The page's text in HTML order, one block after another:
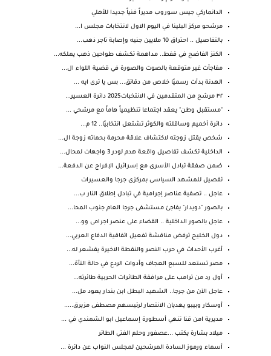
الدانماركي جيس سوروب مديراً فنياً جديدا للأهلي
مرشحو مركز البلينا في اليوم الاول لانتخابات مجلس ا...
بالتفاصيل .. احتراق 10 ملايين جنيه وإصابة تاجر ذهب...
الكنز الفاضح في قفط.. مداهمة تكشف طواحين ذهب يملكه...
مفاجآت غير متوقعة بالصوت والصورة في قضية اللواء ال...
الهدنة بدأت رسميًا خلاص من دقائق... بس يا ترى ايه ...
٣٢ مرشح من المتقدمين في الانتخبات2025 دائرة العسير...
"مستقبل وطن" يعقد اجتماعا تنظيمياً هاماً مع مرشحي ...
دائرة أخميم وساقلته والكوثر تشتعل انتخابيًا.. 12 م...
شخص يقتل زوجته لاكتشاف علاقة محرمة بحماته زوجة ال...
الداخلية تكشف تفاصيل واقعة هدم لودر 3 واجهات لمحال...
ضمن صفقة تبادل الأسرى مع إسرائيل الإفراج عن الدفعة...
تفصيل للمشهد السياسى بمركزى جرجا والعسيرات
عاجل .. تصفية عناصر إجرامية في تبادل إطلاق النار ب...
بالصور "دويدار" يفاجئ مستشفى جرجا العام جنوب المحا...
عاجل بالصور الداخلية .. القضاء على عنصر اجرامى وو...
دول الخليج ترفض مناقشة تفعيل اتفاقية الدفاع العربي...
أغرب الأحداث في حرب النصر والنقطة الاخيرة يقشعر له...
مصر تستعد للسبع العجاف وأدوات الردع في حالة التأهّ...
أول رد من ترامب على مرافقة الطائرات الحربية طائرته...
عاجل الآن من جرجا.. الشهيد البطل ابن بندار يعود مل...
أوسكار وبيبو يهديان الانتصار لرئيسهم مصطفى مزيرق.....
مديرية امن قنا تنهي أسطورة إسماعيل ابو الشمندي في ...
ميلاد بشارة يكتب ...عصفور وحلم الفتي الطائر
أسماء ورموز السادة المرشحين لمجلس النواب عن دائرة ...